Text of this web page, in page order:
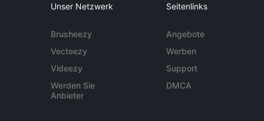
Unser Netzwerk
Brusheezy
Vecteezy
Videezy
Werden Sie
Anbieter
Seitenlinks
Angebote
Werben
Support
DMCA